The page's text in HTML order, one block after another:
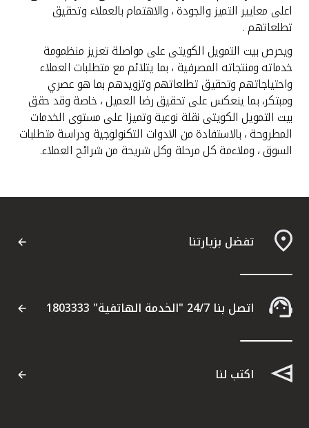
اعلى معايير التميز والجودة ، والاهتمام بالعملاء وتحقيق
تطلعاتهم .
ويحرص بيت التمويل الكويتى على مواصلة تعزيز منظمومة
خدماته ومنتجاته المصرفية ، بما يتلائم مع متطلبات العملاء
واحتياجاتهم وتحقيق تطلعاتهم وتزويدهم بما هو عصري
ومبتكر، بما ينعكس على تحقيق رضا العميل ، خاصة وقد حقق
بيت التمويل الكويتى نقلة نوعية وتميزا على مستوى الخدمات
المطروحة ، بالاستفادة من الادوات التكنولوجية ودراسة متطلبات
السوق ، وملاءمة كل مرحلة وكل شريحة من شرائح العملاء.
تفضل بزيارتنا
اتصل بنا 24/7 "الخدمة الهاتفية" 1803333
اكتب لنا